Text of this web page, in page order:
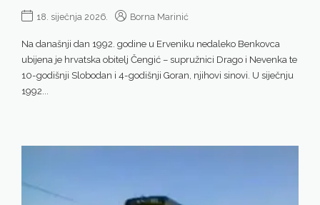
18. siječnja 2026. Borna Marinić
Na današnji dan 1992. godine u Erveniku nedaleko Benkovca
ubijena je hrvatska obitelj Čengić – supružnici Drago i Nevenka te
10-godišnji Slobodan i 4-godišnji Goran, njihovi sinovi. U siječnju
1992...